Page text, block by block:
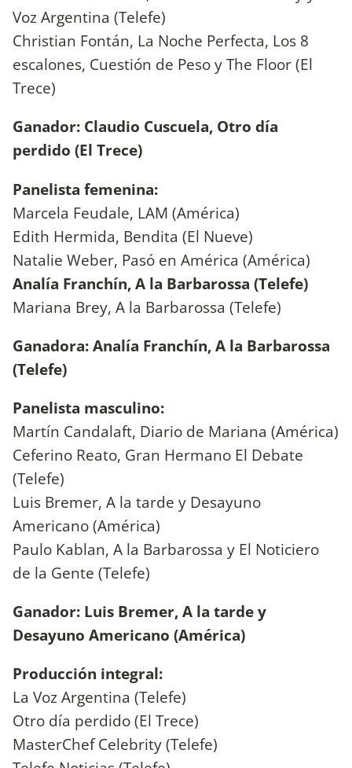
Voz Argentina (Telefe)
Christian Fontán, La Noche Perfecta, Los 8
escalones, Cuestión de Peso y The Floor (El
Trece)
Ganador: Claudio Cuscuela, Otro día
perdido (El Trece)
Panelista femenina:
Marcela Feudale, LAM (América)
Edith Hermida, Bendita (El Nueve)
Natalie Weber, Pasó en América (América)
Analía Franchín, A la Barbarossa (Telefe)
Mariana Brey, A la Barbarossa (Telefe)
Ganadora: Analía Franchín, A la Barbarossa
(Telefe)
Panelista masculino:
Martín Candalaft, Diario de Mariana (América)
Ceferino Reato, Gran Hermano El Debate
(Telefe)
Luis Bremer, A la tarde y Desayuno
Americano (América)
Paulo Kablan, A la Barbarossa y El Noticiero
de la Gente (Telefe)
Ganador: Luis Bremer, A la tarde y
Desayuno Americano (América)
Producción integral:
La Voz Argentina (Telefe)
Otro día perdido (El Trece)
MasterChef Celebrity (Telefe)